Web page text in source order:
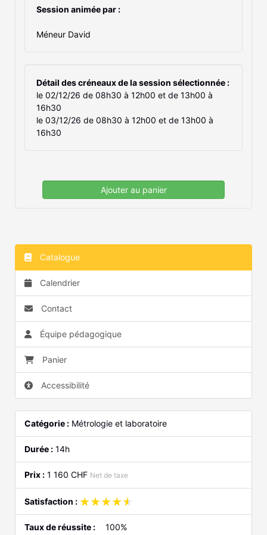
Session animée par :
Méneur David
Détail des créneaux de la session sélectionnée :
le 02/12/26 de 08h30 à 12h00 et de 13h00 à
16h30
le 03/12/26 de 08h30 à 12h00 et de 13h00 à
16h30
Ajouter au panier
Catalogue
Calendrier
Contact
Équipe pédagogique
Panier
Accessibilité
Catégorie : Métrologie et laboratoire
Durée : 14h
Prix : 1 160 CHF Net de taxe
Satisfaction : ★★★★★
★★★★★
Taux de réussite : 100%